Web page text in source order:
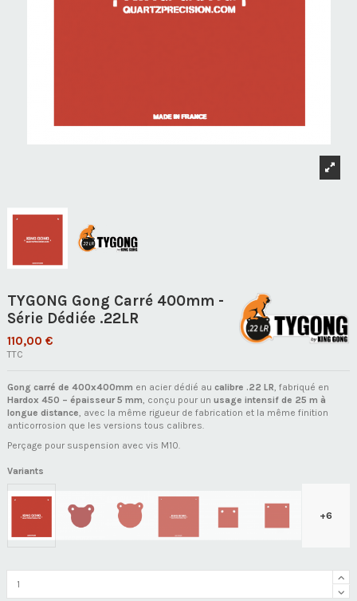
TYGONG Gong Carré 400mm -
Série Dédiée .22LR
110,00 €
TTC
Gong carré de 400x400mm en acier dédié au calibre .22 LR , fabriqué en
Hardox 450 – épaisseur 5 mm , conçu pour un usage intensif de 25 m à
longue distance , avec la même rigueur de fabrication et la même finition
anticorrosion que les versions tous calibres.
Perçage pour suspension avec vis M10.
Variants
+6